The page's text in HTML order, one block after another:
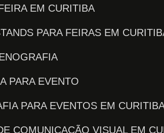
EM CURITIBA
PARA FEIRAS EM
PARA EVENTO
PARA EVENTOS EM
COMUNICAÇÃO VISUAL EM